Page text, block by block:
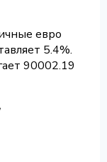
евро
5.4%.
90002.19